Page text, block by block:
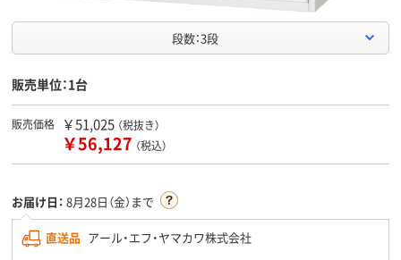
段数：3段
販売単位：1台
販売価格 ￥51,025 （税抜き）
￥56,127 （税込）
お届け日： 8月28日（金）まで
直送品 アール・エフ・ヤマカワ株式会社